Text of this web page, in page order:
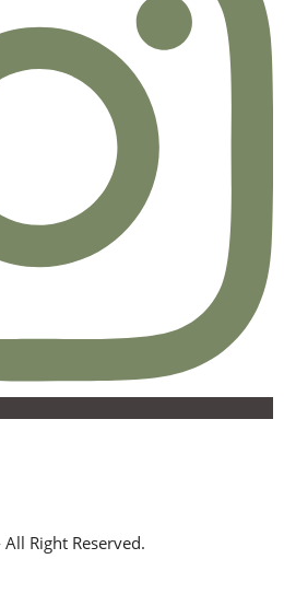
Right Reserved.